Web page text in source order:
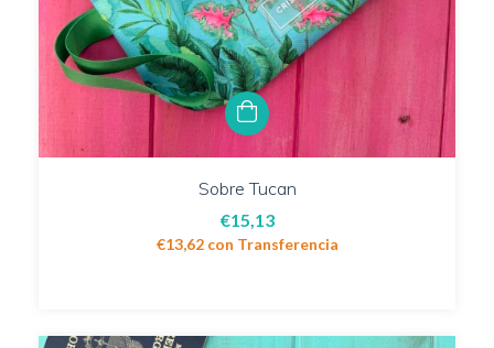
Sobre Tucan
€15,13
€13,62 con Transferencia